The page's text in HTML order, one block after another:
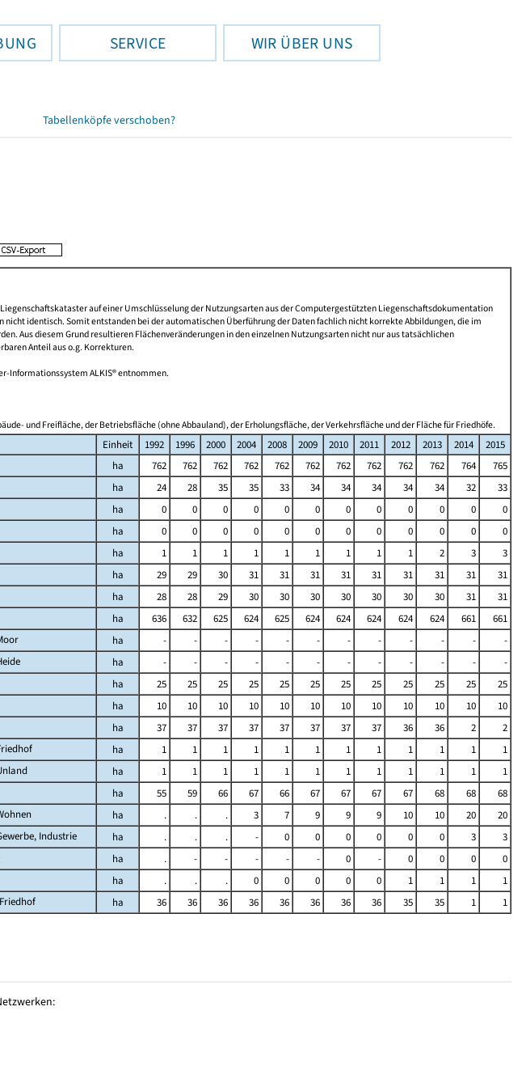
SERVICE WIR ÜBER UNS
Tabellenköpfe verschoben?
auf einer Umschlüsselung der Nutzungsarten aus der Computergestützten Liegenschaftsdokumentation
nicht identisch. Somit entstanden bei der automatischen Überführung der Daten fachlich nicht korrekte Abbildungen, die im
Aus diesem Grund resultieren Flächenveränderungen in den einzelnen Nutzungsarten nicht nur aus tatsächlichen
Anteil aus o.g. Korrekturen.
Informationssystem ALKIS® entnommen.
und Freifläche, der Betriebsfläche (ohne Abbauland), der Erholungsfläche, der Verkehrsfläche und der Fläche für Friedhöfe.
Einheit 1992 1996 2000 2004 2008 2009 2010 2011 2012 2013 2014
2015
ha 762 762 762 762 762 762 762 762 762 762 764
765
ha 24 28 35 35 33 34 34 34 34 34 32
33
ha 0 0 0 0 0 0 0 0 0 0 0
0
ha 0 0 0 0 0 0 0 0 0 0 0
0
ha 1 1 1 1 1 1 1 1 1 2 3
3
ha 29 29 30 31 31 31 31 31 31 31 31
31
ha 28 28 29 30 30 30 30 30 30 30 31
31
ha 636 632 625 624 625 624 624 624 624 624 661
661
ha - - - - - - - - - - -
-
ha - - - - - - - - - - -
-
ha 25 25 25 25 25 25 25 25 25 25 25
25
ha 10 10 10 10 10 10 10 10 10 10 10
10
ha 37 37 37 37 37 37 37 37 36 36 2
2
ha 1 1 1 1 1 1 1 1 1 1 1
1
ha 1 1 1 1 1 1 1 1 1 1 1
1
ha 55 59 66 67 66 67 67 67 67 68 68
68
ha . . . 3 7 9 9 9 10 10 20
20
Industrie
ha . . . - 0 0 0 0 0 0 3
3
ha . - - - - - 0 - 0 0 0
0
ha . . . 0 0 0 0 0 1 1 1
1
ha 36 36 36 36 36 36 36 36 35 35 1 1